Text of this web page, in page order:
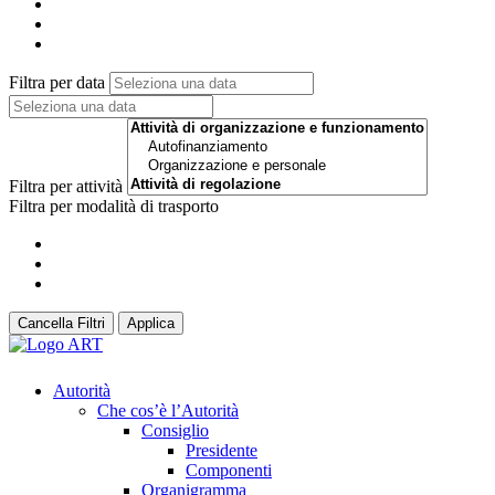
Filtra per data
Filtra per attività
Filtra per modalità di trasporto
Cancella Filtri Applica
Autorità
Che cos’è l’Autorità
Consiglio
Presidente
Componenti
Organigramma